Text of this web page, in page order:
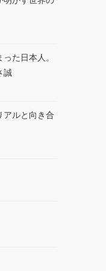
た日本人。
誠
アルと向き合